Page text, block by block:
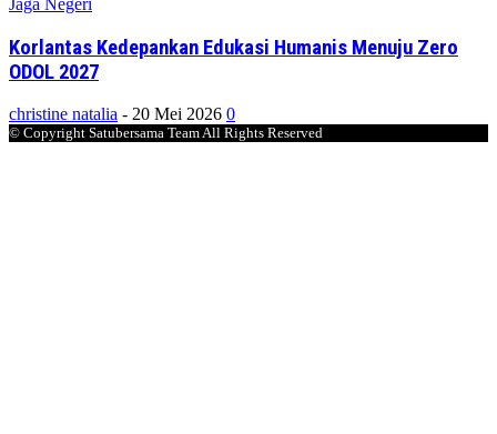
Korlantas Kedepankan Edukasi Humanis Menuju Zero
ODOL 2027
christine natalia - 20 Mei 2026 0
© Copyright Satubersama Team All Rights Reserved